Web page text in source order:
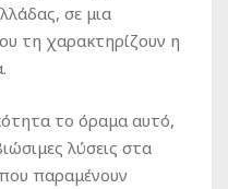
σε μια
τη χαρακτηρίζουν η
το όραμα αυτό,
λύσεις στα
παραμένουν